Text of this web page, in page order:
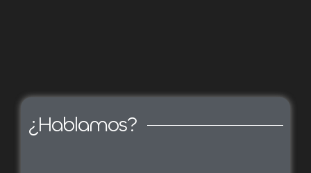
¿Hablamos?